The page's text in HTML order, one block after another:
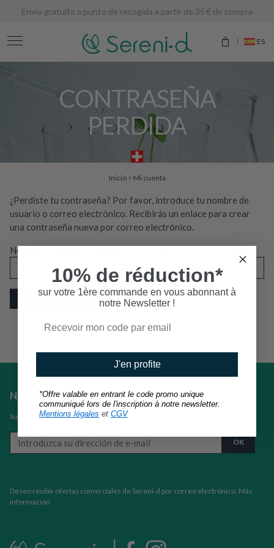
Envío gratuito a punto de recogida a partir de 35 € de compra
ES
CONTRASEÑA
PERDIDA
Inicio> Mi cuenta
¿Perdiste tu contraseña? Por favor, introduce tu nombre de
usuario o correo electrónico. Recibirás un enlace para crear
una contraseña nueva por correo electrónico.
Nombre de usuario o correo electrónico Obligatorio
RESTABLECER CONTRASEÑA
NEWSLETTER
Suscríbase a nuestro boletín
Deseo recibir ofertas comerciales de Sereni-d por correo electrónico. Más
información
10% de réduction*
sur votre 1ère commande en vous abonnant à
notre Newsletter !
J'en profite
*Offre valable en entrant le code promo unique
communiqué lors de l'inscription à notre newsletter.
Mentions légales et CGV